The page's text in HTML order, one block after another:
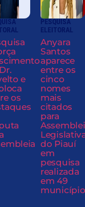
e
os
PESQUISA
ELEITORAL
Anyara
Santos
aparece
entre os
cinco
nomes
mais
citados
para
do Piauí
em
pesquisa
realizada
em 49